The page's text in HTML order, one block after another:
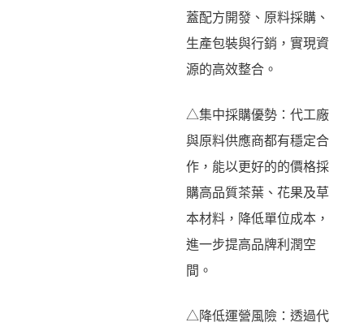
蓋配方開發、原料採購、
生產包裝與行銷，實現資
源的高效整合。
△集中採購優勢：代工廠
與原料供應商都有穩定合
作，能以更好的的價格採
購高品質茶葉、花果及草
本材料，降低單位成本，
進一步提高品牌利潤空
間。
△降低運營風險：透過代